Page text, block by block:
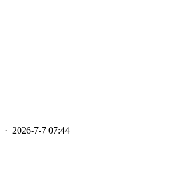
· 2026-7-7 07:44